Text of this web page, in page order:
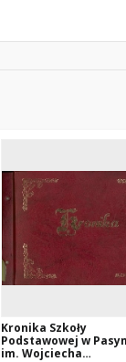
Kronika Szkoły
Podstawowej w
im. Wojciecha